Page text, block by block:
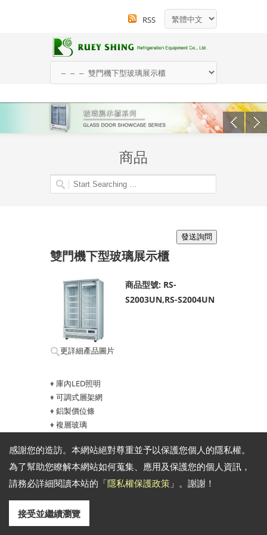
感謝您的造訪。本網站絕對尊重並予以保護您個人的隱私權。
為了幫助您瞭解本網站如何蒐集、應用及保護您的個人資訊，
請務必詳細閱讀本站的「隱私權保護政策 」。謝謝！
接受並繼續瀏覽
RSS
商品
雙門機下型玻璃展示櫃
更詳細產品圖片
商品型號: RS-
S2003UN,RS-S2004UN
♦ 庫內LED照明
♦ 可調式層架網
♦ 鋁製價位條
♦ 複層玻璃
♦自動除霜
♦自動回歸門
♦門擋
♦ 環保冷媒